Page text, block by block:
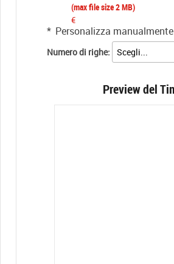
(max file size 2 MB)
€
* Personalizza manualmente
Numero di righe:
Preview del